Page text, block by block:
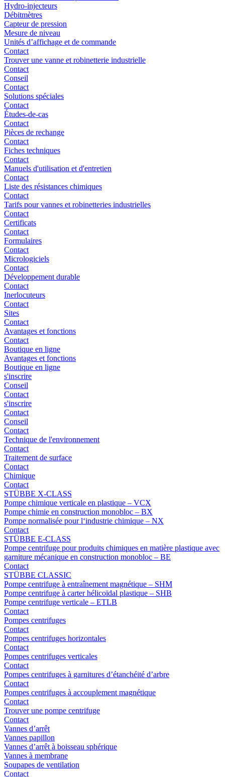
Hydro-injecteurs
Débitmètres
Capteur de pression
Mesure de niveau
Unités d’affichage et de commande
Contact
Trouver une vanne et robinetterie industrielle
Contact
Conseil
Contact
Solutions spéciales
Contact
Études-de-cas
Contact
Pièces de rechange
Contact
Fiches techniques
Contact
Manuels d'utilisation et d'entretien
Contact
Liste des résistances chimiques
Contact
Tarifs pour vannes et robinetteries industrielles
Contact
Certificats
Contact
Formulaires
Contact
Micrologiciels
Contact
Développement durable
Contact
Inerlocuteurs
Contact
Sites
Contact
Avantages et fonctions
Contact
Boutique en ligne
Avantages et fonctions
Boutique en ligne
s'inscrire
Conseil
Contact
s'inscrire
Contact
Conseil
Contact
Technique de l'environnement
Contact
Traitement de surface
Contact
Chimique
Contact
STÜBBE X-CLASS
Pompe chimique verticale en plastique – VCX
Pompe chimie en construction monobloc – BX
Pompe normalisée pour l‘industrie chimique – NX
Contact
STÜBBE E-CLASS
Pompe centrifuge pour produits chimiques en matière plastique avec
garniture mécanique en construction monobloc – BE
Contact
STÜBBE CLASSIC
Pompe centrifuge à entraînement magnétique – SHM
Pompe centrifuge à carter hélicoïdal plastique – SHB
Pompe centrifuge verticale – ETLB
Contact
Pompes centrifuges
Contact
Pompes centrifuges horizontales
Contact
Pompes centrifuges verticales
Contact
Pompes centrifuges à garnitures d’étanchéité d’arbre
Contact
Pompes centrifuges à accouplement magnétique
Contact
Trouver une pompe centrifuge
Contact
Vannes d’arrêt
Vannes papillon
Vannes d’arrêt à boisseau sphérique
Vannes à membrane
Soupapes de ventilation
Contact